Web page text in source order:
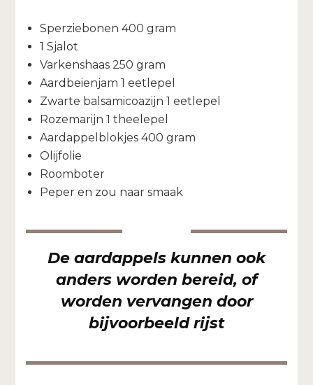
Sperziebonen 400 gram
1 Sjalot
Varkenshaas 250 gram
Aardbeienjam 1 eetlepel
Zwarte balsamicoazijn 1 eetlepel
Rozemarijn 1 theelepel
Aardappelblokjes 400 gram
Olijfolie
Roomboter
Peper en zou naar smaak
De aardappels kunnen ook
anders worden bereid, of
worden vervangen door
bijvoorbeeld rijst